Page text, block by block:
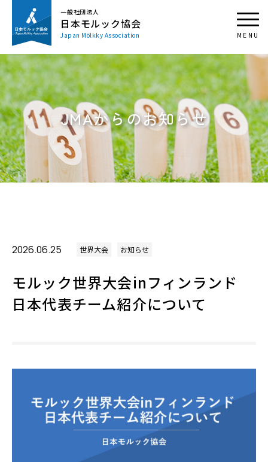
一般社団法人
日本モルック協会
Japan Mölkky Association
JMAからのお知らせ
2026.06.25 世界大会 お知らせ
モルック世界大会inフィンランド
日本代表チーム紹介について